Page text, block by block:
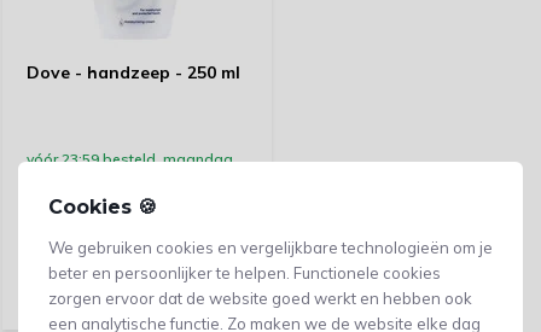
Cookies 🍪
We gebruiken cookies en vergelijkbare technologieën om je
beter en persoonlijker te helpen. Functionele cookies
zorgen ervoor dat de website goed werkt en hebben ook
een analytische functie. Zo maken we de website elke dag
Dove - handzeep - 250 ml
vóór 23:59 besteld, maandag
Vergelijk
8,23
(6,80 Excl. btw)